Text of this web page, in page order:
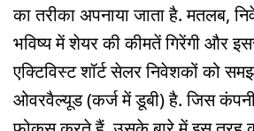
का तरीका अपनाया जाता है. मतलब,
भविष्य में शेयर की कीमतें गिरेंगी और
एक्टिविस्ट शॉर्ट सेलर निवेशकों को
ओवरवैल्यूड (कर्ज में डूबी) है. जिस